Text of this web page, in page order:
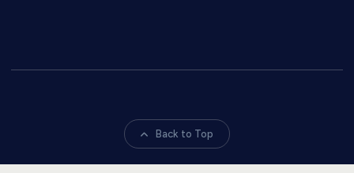
Back to Top